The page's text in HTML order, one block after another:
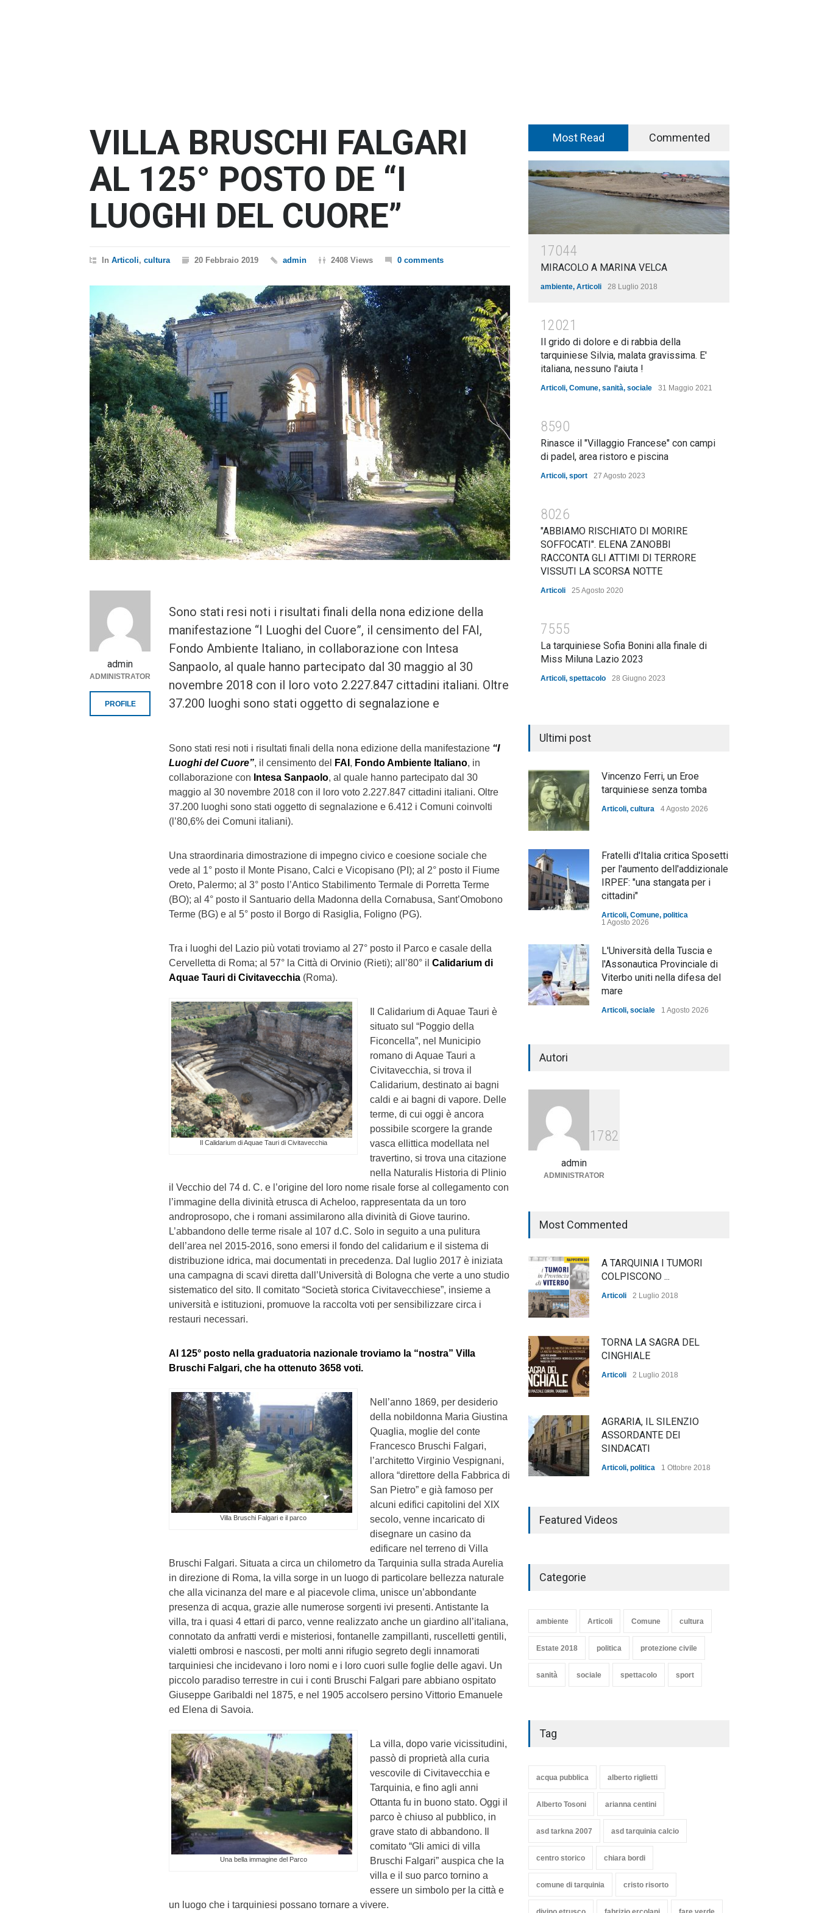
VILLA BRUSCHI FALGARI
AL 125° POSTO DE “I
LUOGHI DEL CUORE”
In Articoli, cultura 20 Febbraio 2019 admin 2408 Views 0 comments
Sono stati resi noti i risultati finali della nona edizione della
manifestazione “I Luoghi del Cuore”, il censimento del FAI,
Fondo Ambiente Italiano, in collaborazione con Intesa
Sanpaolo, al quale hanno partecipato dal 30 maggio al 30
novembre 2018 con il loro voto 2.227.847 cittadini italiani. Oltre
37.200 luoghi sono stati oggetto di segnalazione e
Sono stati resi noti i risultati finali della nona edizione della manifestazione “I
Luoghi del Cuore”, il censimento del FAI , Fondo Ambiente Italiano, in
collaborazione con Intesa Sanpaolo, al quale hanno partecipato dal 30
maggio al 30 novembre 2018 con il loro voto 2.227.847 cittadini italiani. Oltre
37.200 luoghi sono stati oggetto di segnalazione e 6.412 i Comuni coinvolti
(l’80,6% dei Comuni italiani).
Una straordinaria dimostrazione di impegno civico e coesione sociale che
vede al 1° posto il Monte Pisano, Calci e Vicopisano (PI); al 2° posto il Fiume
Oreto, Palermo; al 3° posto l’Antico Stabilimento Termale di Porretta Terme
(BO); al 4° posto il Santuario della Madonna della Cornabusa, Sant’Omobono
Terme (BG) e al 5° posto il Borgo di Rasiglia, Foligno (PG).
Tra i luoghi del Lazio più votati troviamo al 27° posto il Parco e casale della
Cervelletta di Roma; al 57° la Città di Orvinio (Rieti); all’80° il Calidarium di
Aquae Tauri di Civitavecchia (Roma).
Il Calidarium di Aquae Tauri di Civitavecchia
Il Calidarium di Aquae Tauri è
situato sul “Poggio della
Ficoncella”, nel Municipio
romano di Aquae Tauri a
Civitavecchia, si trova il
Calidarium, destinato ai bagni
caldi e ai bagni di vapore. Delle
terme, di cui oggi è ancora
possibile scorgere la grande
vasca ellittica modellata nel
travertino, si trova una citazione
nella Naturalis Historia di Plinio
il Vecchio del 74 d. C. e l’origine del loro nome risale forse al collegamento con
l’immagine della divinità etrusca di Acheloo, rappresentata da un toro
androprosopo, che i romani assimilarono alla divinità di Giove taurino.
L’abbandono delle terme risale al 107 d.C. Solo in seguito a una pulitura
dell’area nel 2015-2016, sono emersi il fondo del calidarium e il sistema di
distribuzione idrica, mai documentati in precedenza. Dal luglio 2017 è iniziata
una campagna di scavi diretta dall’Università di Bologna che verte a uno studio
sistematico del sito. Il comitato “Società storica Civitavecchiese”, insieme a
università e istituzioni, promuove la raccolta voti per sensibilizzare circa i
restauri necessari.
Al 125° posto nella graduatoria nazionale troviamo la “nostra” Villa
Bruschi Falgari, che ha ottenuto 3658 voti.
Villa Bruschi Falgari e il parco
Nell’anno 1869, per desiderio
della nobildonna Maria Giustina
Quaglia, moglie del conte
Francesco Bruschi Falgari,
l’architetto Virginio Vespignani,
allora “direttore della Fabbrica di
San Pietro” e già famoso per
alcuni edifici capitolini del XIX
secolo, venne incaricato di
disegnare un casino da
edificare nel terreno di Villa
Bruschi Falgari. Situata a circa un chilometro da Tarquinia sulla strada Aurelia
in direzione di Roma, la villa sorge in un luogo di particolare bellezza naturale
che alla vicinanza del mare e al piacevole clima, unisce un’abbondante
presenza di acqua, grazie alle numerose sorgenti ivi presenti. Antistante la
villa, tra i quasi 4 ettari di parco, venne realizzato anche un giardino all’italiana,
connotato da anfratti verdi e misteriosi, fontanelle zampillanti, ruscelletti gentili,
vialetti ombrosi e nascosti, per molti anni rifugio segreto degli innamorati
tarquiniesi che incidevano i loro nomi e i loro cuori sulle foglie delle agavi. Un
piccolo paradiso terrestre in cui i conti Bruschi Falgari pare abbiano ospitato
Giuseppe Garibaldi nel 1875, e nel 1905 accolsero persino Vittorio Emanuele
ed Elena di Savoia.
Una bella immagine del Parco
La villa, dopo varie vicissitudini,
passò di proprietà alla curia
vescovile di Civitavecchia e
Tarquinia, e fino agli anni
Ottanta fu in buono stato. Oggi il
parco è chiuso al pubblico, in
grave stato di abbandono. Il
comitato “Gli amici di villa
Bruschi Falgari” auspica che la
villa e il suo parco tornino a
essere un simbolo per la città e
un luogo che i tarquiniesi possano tornare a vivere.
admin
ADMINISTRATOR
PROFILE
Most Read Commented
17044
MIRACOLO A MARINA VELCA
ambiente, Articoli 28 Luglio 2018
12021
Il grido di dolore e di rabbia della
tarquiniese Silvia, malata gravissima. E'
italiana, nessuno l'aiuta !
Articoli, Comune, sanità, sociale 31 Maggio 2021
8590
Rinasce il "Villaggio Francese" con campi
di padel, area ristoro e piscina
Articoli, sport 27 Agosto 2023
8026
"ABBIAMO RISCHIATO DI MORIRE
SOFFOCATI". ELENA ZANOBBI
RACCONTA GLI ATTIMI DI TERRORE
VISSUTI LA SCORSA NOTTE
Articoli 25 Agosto 2020
7555
La tarquiniese Sofia Bonini alla finale di
Miss Miluna Lazio 2023
Articoli, spettacolo 28 Giugno 2023
Ultimi post
Vincenzo Ferri, un Eroe
tarquiniese senza tomba
Articoli, cultura 4 Agosto 2026
Fratelli d'Italia critica Sposetti
per l'aumento dell'addizionale
IRPEF: "una stangata per i
cittadini"
Articoli, Comune, politica
1 Agosto 2026
L'Università della Tuscia e
l'Assonautica Provinciale di
Viterbo uniti nella difesa del
mare
Articoli, sociale 1 Agosto 2026
arrivano i pagamenti PAC, la
soddisfazione del Ministro
ambiente
Autori
1782
admin
ADMINISTRATOR
Most Commented
A TARQUINIA I TUMORI
COLPISCONO ...
Articoli 2 Luglio 2018
TORNA LA SAGRA DEL
CINGHIALE
Articoli 2 Luglio 2018
AGRARIA, IL SILENZIO
ASSORDANTE DEI
SINDACATI
Articoli, politica 1 Ottobre 2018
Articoli cultura 8 Maggio 2020
Featured Videos
Categorie
ambiente Articoli Comune cultura
Estate 2018 politica protezione civile
sanità sociale spettacolo sport
Tag
acqua pubblica alberto riglietti
Alberto Tosoni arianna centini
asd tarkna 2007 asd tarquinia calcio
centro storico chiara bordi
comune di tarquinia cristo risorto